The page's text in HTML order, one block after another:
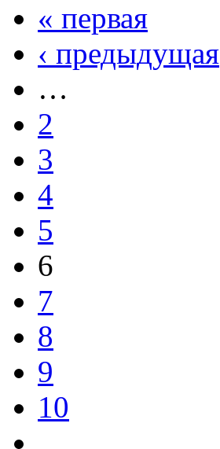
« первая
‹ предыдущая
…
2
3
4
5
6
7
8
9
10